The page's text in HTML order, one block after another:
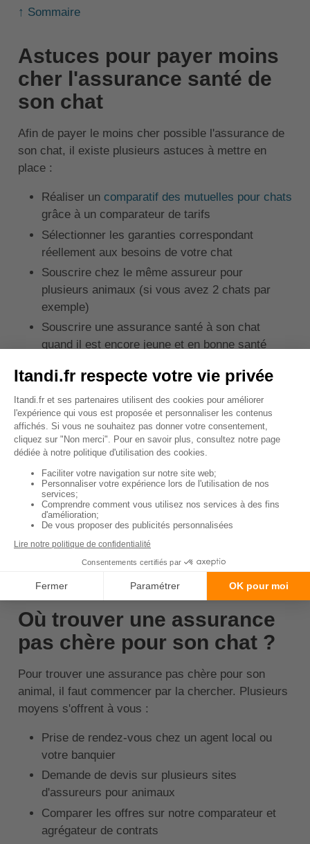
↑ Sommaire
Astuces pour payer moins
cher l'assurance santé de
son chat
Afin de payer le moins cher possible l'assurance de
son chat, il existe plusieurs astuces à mettre en
place :
Réaliser un comparatif des mutuelles pour chats
grâce à un comparateur de tarifs
Sélectionner les garanties correspondant
réellement aux besoins de votre chat
Souscrire chez le même assureur pour
plusieurs animaux (si vous avez 2 chats par
exemple)
Souscrire une assurance santé à son chat
quand il est encore jeune et en bonne santé
Eviter les contrats avec des frais de
souscription et de dossier trop élevés
Eviter les contrats avec des frais d'adhésion à
des associations et autres frais cachés
Choisir un contrat avec des franchises (nous
conseillons de choisir des contrats avec des
franchises plafonnées tout de même)
Profiter des réductions et des mois de
cotisations offerts par certains assureurs pour
chat
Où trouver une assurance
pas chère pour son chat ?
Pour trouver une assurance pas chère pour son
animal, il faut commencer par la chercher. Plusieurs
moyens s'offrent à vous :
Prise de rendez-vous chez un agent local ou
votre banquier
Demande de devis sur plusieurs sites
d'assureurs pour animaux
Comparer les offres sur notre comparateur et
agrégateur de contrats